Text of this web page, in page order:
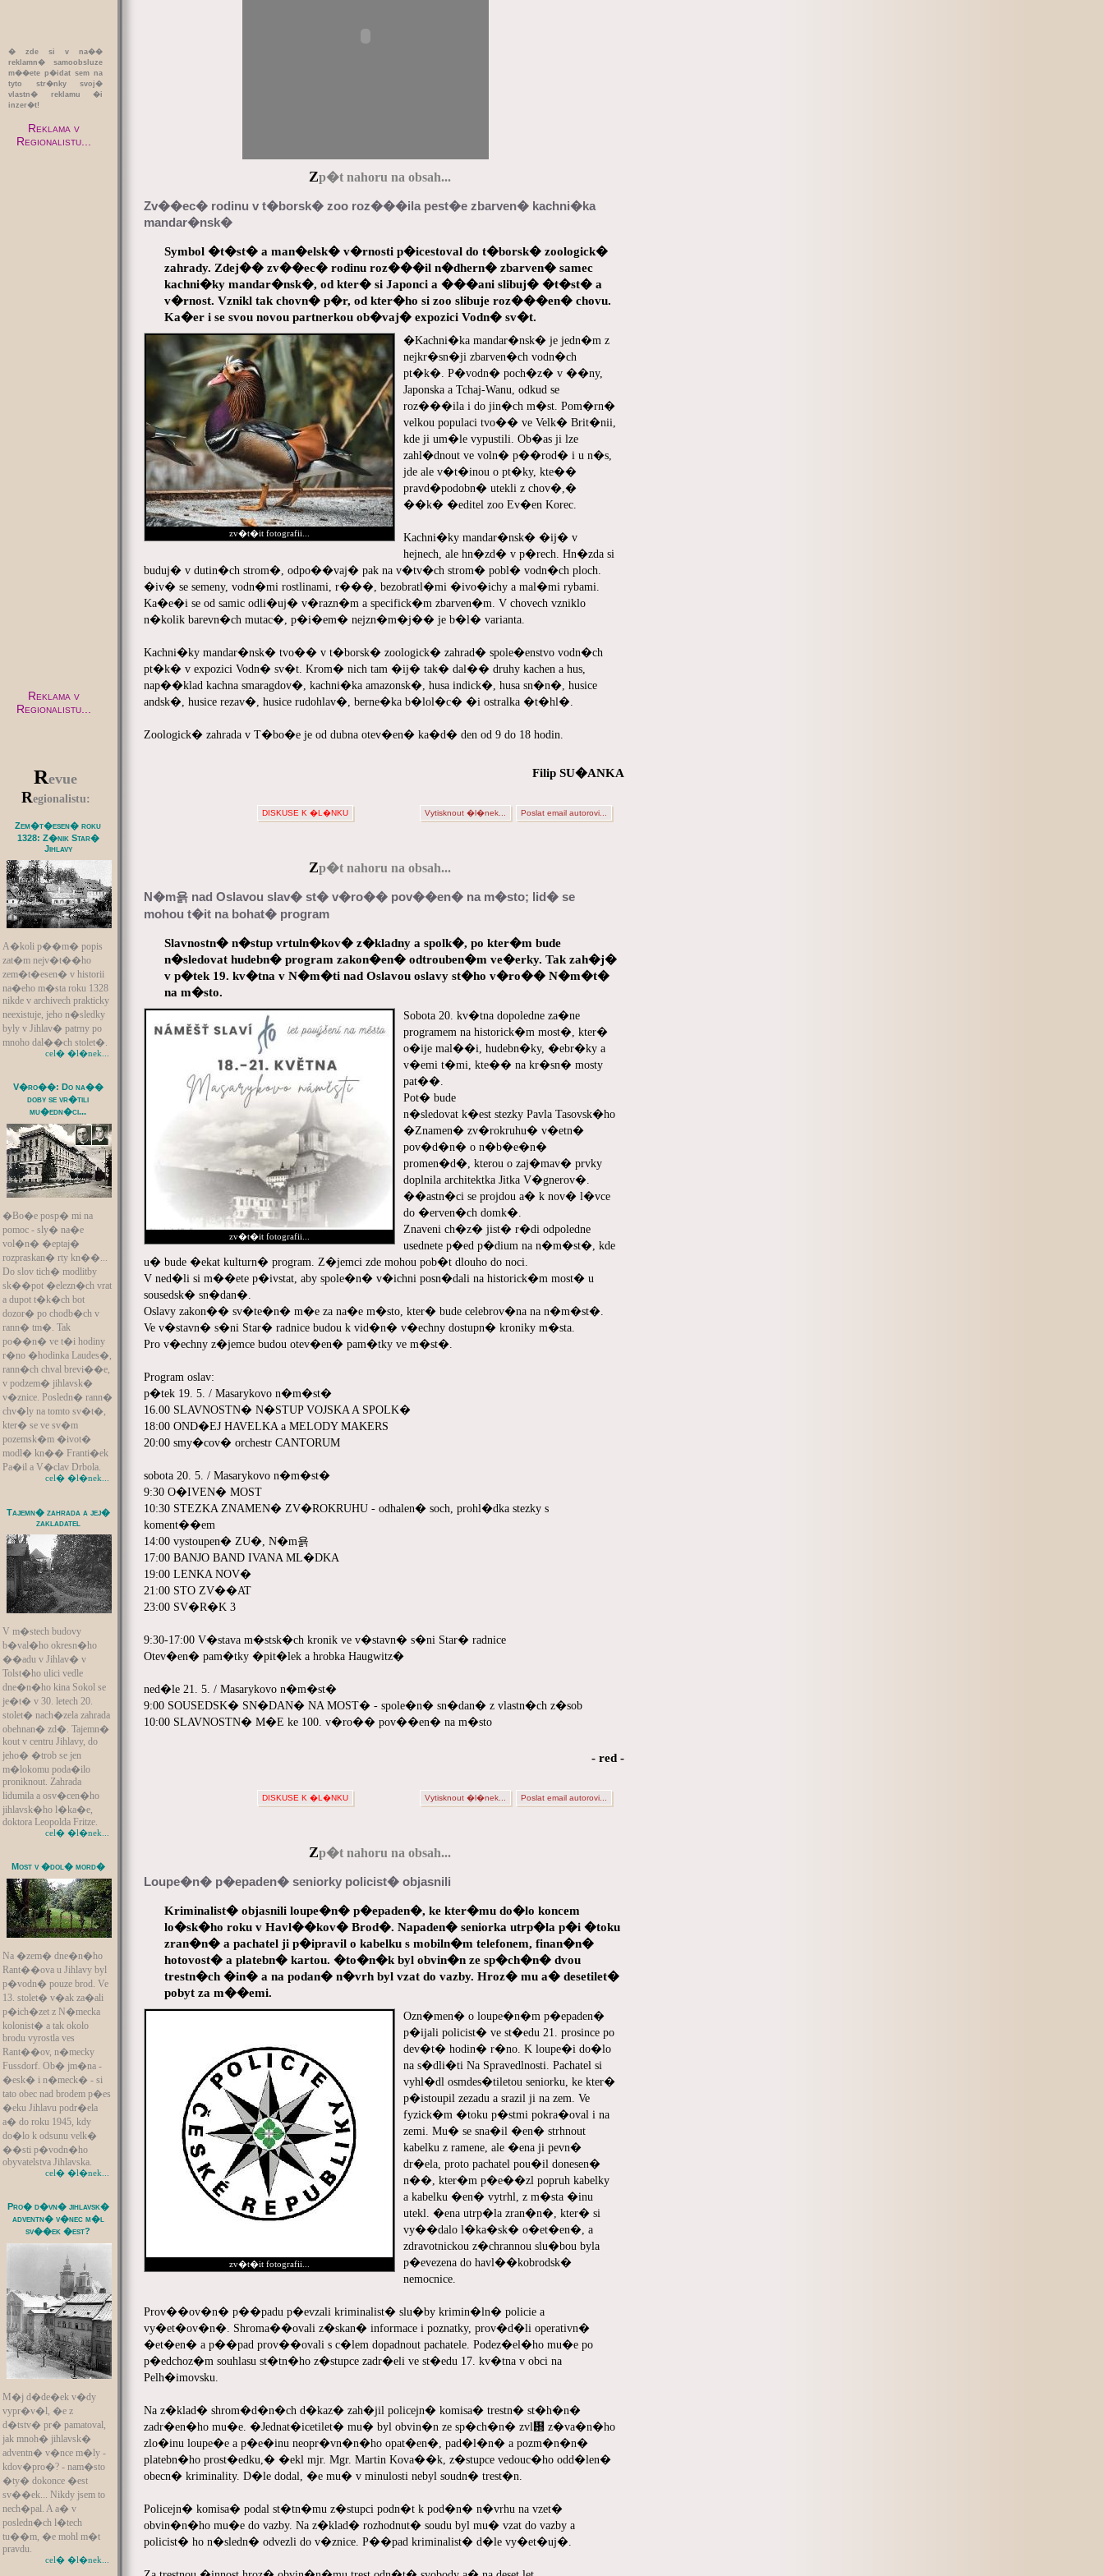
� zde si v na��
reklamn� samoobsluze
m��ete p�idat sem na
tyto str�nky svoj�
vlastn� reklamu �i
inzer�t!
Reklama v
Regionalistu...
Reklama v
Regionalistu...
Revue
Regionalistu:
Zem�t�esen� roku
1328: Z�nik Star�
Jihlavy
A�koli p��m� popis
zat�m nejv�t��ho
zem�t�esen� v historii
na�eho m�sta roku 1328
nikde v archivech prakticky
neexistuje, jeho n�sledky
byly v Jihlav� patrny po
mnoho dal��ch stolet�.
cel� �l�nek...
V�ro��: Do na��
doby se vr�tili
mu�edn�ci...
�Bo�e posp� mi na
pomoc - sly� na�e
vol�n� �eptaj�
rozpraskan� rty kn��...
Do slov tich� modlitby
sk��pot �elezn�ch vrat
a dupot t�k�ch bot
dozor� po chodb�ch v
rann� tm�. Tak
po��n� ve t�i hodiny
r�no �hodinka Laudes�,
rann�ch chval brevi��e,
v podzem� jihlavsk�
v�znice. Posledn� rann�
chv�ly na tomto sv�t�,
kter� se ve sv�m
pozemsk�m �ivot�
modl� kn�� Franti�ek
Pa�il a V�clav Drbola.
cel� �l�nek...
Tajemn� zahrada a jej�
zakladatel
V m�stech budovy
b�val�ho okresn�ho
��adu v Jihlav� v
Tolst�ho ulici vedle
dne�n�ho kina Sokol se
je�t� v 30. letech 20.
stolet� nach�zela zahrada
obehnan� zd�. Tajemn�
kout v centru Jihlavy, do
jeho� �trob se jen
m�lokomu poda�ilo
proniknout. Zahrada
lidumila a osv�cen�ho
jihlavsk�ho l�ka�e,
doktora Leopolda Fritze.
cel� �l�nek...
Most v �dol� mord�
Na �zem� dne�n�ho
Rant��ova u Jihlavy byl
p�vodn� pouze brod. Ve
13. stolet� v�ak za�ali
p�ich�zet z N�mecka
kolonist� a tak okolo
brodu vyrostla ves
Rant��ov, n�mecky
Fussdorf. Ob� jm�na -
�esk� i n�meck� - si
tato obec nad brodem p�es
�eku Jihlavu podr�ela
a� do roku 1945, kdy
do�lo k odsunu velk�
��sti p�vodn�ho
obyvatelstva Jihlavska.
cel� �l�nek...
Pro� d�vn� jihlavsk�
adventn� v�nec m�l
sv��ek �est?
M�j d�de�ek v�dy
vypr�v�l, �e z
d�tstv� pr� pamatoval,
jak mnoh� jihlavsk�
adventn� v�nce m�ly -
kdov�pro�? - nam�sto
�ty� dokonce �est
sv��ek... Nikdy jsem to
nech�pal. A a� v
posledn�ch l�tech
tu��m, �e mohl m�t
pravdu.
cel� �l�nek...
Zp�t nahoru na obsah...
Zv��ec� rodinu v t�borsk� zoo roz���ila pest�e zbarven� kachni�ka
mandar�nsk�
Symbol �t�st� a man�elsk� v�rnosti p�icestoval do t�borsk� zoologick�
zahrady. Zdej�� zv��ec� rodinu roz���il n�dhern� zbarven� samec
kachni�ky mandar�nsk�, od kter� si Japonci a ���ani slibuj� �t�st� a
v�rnost. Vznikl tak chovn� p�r, od kter�ho si zoo slibuje roz���en� chovu.
Ka�er i se svou novou partnerkou ob�vaj� expozici Vodn� sv�t.
zv�t�it fotografii...
�Kachni�ka mandar�nsk� je jedn�m z
nejkr�sn�ji zbarven�ch vodn�ch
pt�k�. P�vodn� poch�z� v ��ny,
Japonska a Tchaj-Wanu, odkud se
roz���ila i do jin�ch m�st. Pom�rn�
velkou populaci tvo�� ve Velk� Brit�nii,
kde ji um�le vypustili. Ob�as ji lze
zahl�dnout ve voln� p��rod� i u n�s,
jde ale v�t�inou o pt�ky, kte��
pravd�podobn� utekli z chov�,�
��k� �editel zoo Ev�en Korec.
Kachni�ky mandar�nsk� �ij� v
hejnech, ale hn�zd� v p�rech. Hn�zda si
buduj� v dutin�ch strom�, odpo��vaj� pak na v�tv�ch strom� pobl� vodn�ch ploch.
�iv� se semeny, vodn�mi rostlinami, r���, bezobratl�mi �ivo�ichy a mal�mi rybami.
Ka�e�i se od samic odli�uj� v�razn�m a specifick�m zbarven�m. V chovech vzniklo
n�kolik barevn�ch mutac�, p�i�em� nejzn�m�j�� je b�l� varianta.
Kachni�ky mandar�nsk� tvo�� v t�borsk� zoologick� zahrad� spole�enstvo vodn�ch
pt�k� v expozici Vodn� sv�t. Krom� nich tam �ij� tak� dal�� druhy kachen a hus,
nap��klad kachna smaragdov�, kachni�ka amazonsk�, husa indick�, husa sn�n�, husice
andsk�, husice rezav�, husice rudohlav�, berne�ka b�lol�c� �i ostralka �t�hl�.
Zoologick� zahrada v T�bo�e je od dubna otev�en� ka�d� den od 9 do 18 hodin.
Filip SU�ANKA
DISKUSE K �L�NKU Vytisknout �l�nek... Poslat email autorovi...
Zp�t nahoru na obsah...
N�m욝 nad Oslavou slav� st� v�ro�� pov��en� na m�sto; lid� se
mohou t�it na bohat� program
Slavnostn� n�stup vrtuln�kov� z�kladny a spolk�, po kter�m bude
n�sledovat hudebn� program zakon�en� odtrouben�m ve�erky. Tak zah�j�
v p�tek 19. kv�tna v N�m�ti nad Oslavou oslavy st�ho v�ro�� N�m�t�
na m�sto.
zv�t�it fotografii...
Sobota 20. kv�tna dopoledne za�ne
programem na historick�m most�, kter�
o�ije mal��i, hudebn�ky, �ebr�ky a
v�emi t�mi, kte�� na kr�sn� mosty
pat��.
Pot� bude
n�sledovat k�est stezky Pavla Tasovsk�ho
�Znamen� zv�rokruhu� v�etn�
pov�d�n� o n�b�e�n�
promen�d�, kterou o zaj�mav� prvky
doplnila architektka Jitka V�gnerov�.
��astn�ci se projdou a� k nov� l�vce
do �erven�ch domk�.
Znaveni ch�z� jist� r�di odpoledne
usednete p�ed p�dium na n�m�st�, kde
u� bude �ekat kulturn� program. Z�jemci zde mohou pob�t dlouho do noci.
V ned�li si m��ete p�ivstat, aby spole�n� v�ichni posn�dali na historick�m most� u
sousedsk� sn�dan�.
Oslavy zakon�� sv�te�n� m�e za na�e m�sto, kter� bude celebrov�na na n�m�st�.
Ve v�stavn� s�ni Star� radnice budou k vid�n� v�echny dostupn� kroniky m�sta.
Pro v�echny z�jemce budou otev�en� pam�tky ve m�st�.
Program oslav:
p�tek 19. 5. / Masarykovo n�m�st�
16.00 SLAVNOSTN� N�STUP VOJSKA A SPOLK�
18:00 OND�EJ HAVELKA a MELODY MAKERS
20:00 smy�cov� orchestr CANTORUM
sobota 20. 5. / Masarykovo n�m�st�
9:30 O�IVEN� MOST
10:30 STEZKA ZNAMEN� ZV�ROKRUHU - odhalen� soch, prohl�dka stezky s
koment��em
14:00 vystoupen� ZU�, N�m욝
17:00 BANJO BAND IVANA ML�DKA
19:00 LENKA NOV�
21:00 STO ZV��AT
23:00 SV�R�K 3
9:30-17:00 V�stava m�stsk�ch kronik ve v�stavn� s�ni Star� radnice
Otev�en� pam�tky �pit�lek a hrobka Haugwitz�
ned�le 21. 5. / Masarykovo n�m�st�
9:00 SOUSEDSK� SN�DAN� NA MOST� - spole�n� sn�dan� z vlastn�ch z�sob
10:00 SLAVNOSTN� M�E ke 100. v�ro�� pov��en� na m�sto
- red -
DISKUSE K �L�NKU Vytisknout �l�nek... Poslat email autorovi...
Zp�t nahoru na obsah...
Loupe�n� p�epaden� seniorky policist� objasnili
Kriminalist� objasnili loupe�n� p�epaden�, ke kter�mu do�lo koncem
lo�sk�ho roku v Havl��kov� Brod�. Napaden� seniorka utrp�la p�i �toku
zran�n� a pachatel ji p�ipravil o kabelku s mobiln�m telefonem, finan�n�
hotovost� a platebn� kartou. �to�n�k byl obvin�n ze sp�ch�n� dvou
trestn�ch �in� a na podan� n�vrh byl vzat do vazby. Hroz� mu a� desetilet�
pobyt za m��emi.
zv�t�it fotografii...
Ozn�men� o loupe�n�m p�epaden�
p�ijali policist� ve st�edu 21. prosince po
dev�t� hodin� r�no. K loupe�i do�lo
na s�dli�ti Na Spravedlnosti. Pachatel si
vyhl�dl osmdes�tiletou seniorku, ke kter�
p�istoupil zezadu a srazil ji na zem. Ve
fyzick�m �toku p�stmi pokra�oval i na
zemi. Mu� se sna�il �en� strhnout
kabelku z ramene, ale �ena ji pevn�
dr�ela, proto pachatel pou�il donesen�
n��, kter�m p�e��zl popruh kabelky
a kabelku �en� vytrhl, z m�sta �inu
utekl. �ena utrp�la zran�n�, kter� si
vy��dalo l�ka�sk� o�et�en�, a
zdravotnickou z�chrannou slu�bou byla
p�evezena do havl��kobrodsk�
nemocnice.
Prov��ov�n� p��padu p�evzali kriminalist� slu�by krimin�ln� policie a
vy�et�ov�n�. Shroma��ovali z�skan� informace i poznatky, prov�d�li operativn�
�et�en� a p��pad prov��ovali s c�lem dopadnout pachatele. Podez�el�ho mu�e po
p�edchoz�m souhlasu st�tn�ho z�stupce zadr�eli ve st�edu 17. kv�tna v obci na
Pelh�imovsku.
Na z�klad� shrom�d�n�ch d�kaz� zah�jil policejn� komisa� trestn� st�h�n�
zadr�en�ho mu�e. �Jednat�icetilet� mu� byl obvin�n ze sp�ch�n� zvl᚝ z�va�n�ho
zlo�inu loupe�e a p�e�inu neopr�vn�n�ho opat�en�, pad�l�n� a pozm�n�n�
platebn�ho prost�edku,� �ekl mjr. Mgr. Martin Kova��k, z�stupce vedouc�ho odd�len�
obecn� kriminality. D�le dodal, �e mu� v minulosti nebyl soudn� trest�n.
Policejn� komisa� podal st�tn�mu z�stupci podn�t k pod�n� n�vrhu na vzet�
obvin�n�ho mu�e do vazby. Na z�klad� rozhodnut� soudu byl mu� vzat do vazby a
policist� ho n�sledn� odvezli do v�znice. P��pad kriminalist� d�le vy�et�uj�.